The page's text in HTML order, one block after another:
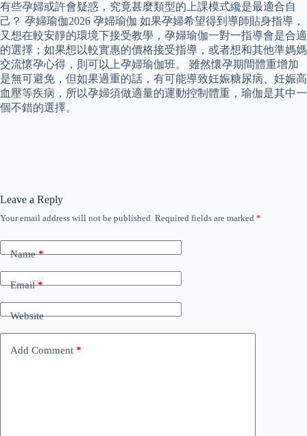
有些孕婦或許會疑惑，究竟甚麼類型的上課模式纔是最適合自
己？ 孕婦瑜伽2026 孕婦瑜伽 如果孕婦希望得到導師貼身指導，
又想在較安靜的環境下接受教學，孕婦瑜伽一對一指導會是合適
的選擇；如果想以較實惠的價格接受指導，或者想和其他準媽媽
交流懷孕心得，則可以上孕婦瑜伽班。 雖然懷孕期間體重增加
是無可避免，但如果過重的話，有可能導致妊娠糖尿病、妊娠高
血壓等疾病，所以孕婦須做適量的運動控制體重，瑜伽是其中一
個不錯的選擇。
Leave a Reply
Your email address will not be published. Required fields are marked *
Name*
Email*
Website
Add Comment *